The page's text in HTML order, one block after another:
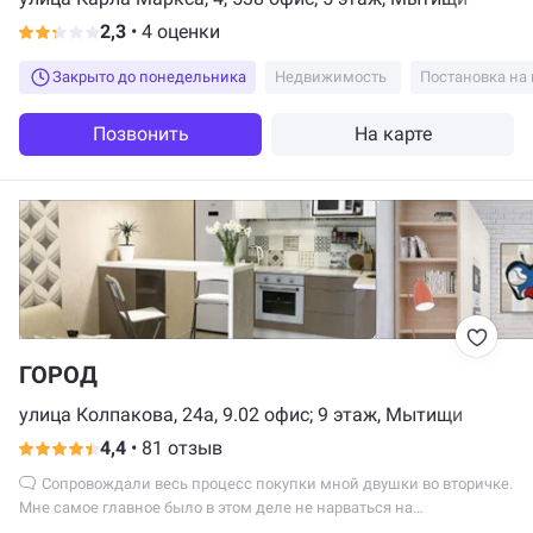
договорённости. Уже даже не знаю что делать и как вводить
здания в эксплуатацию с такими подрядчиками, не останется как
я в беде будьте умнее.
2,3 • 4 оценки
Закрыто до понедельника Недвижимость Постановка на
Позвонить На карте
ГОРОД
улица Колпакова, 24а, 9.02 офис; 9 этаж, Мытищи
4,4 • 81 отзыв
Мне самое главное было в этом деле не нарваться на